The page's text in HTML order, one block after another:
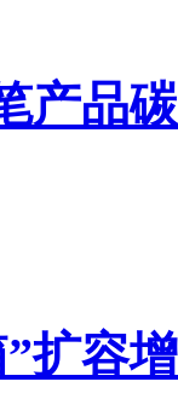
产品
扩容